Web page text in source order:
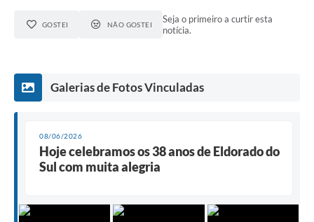
GOSTEI NÃO GOSTEI
Seja o primeiro a curtir esta
notícia.
Galerias de Fotos Vinculadas
08/06/2026
Hoje celebramos os 38 anos de Eldorado do
Sul com muita alegria